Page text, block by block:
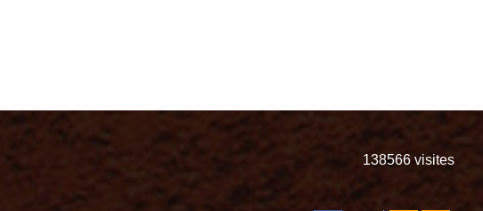
138566 visites